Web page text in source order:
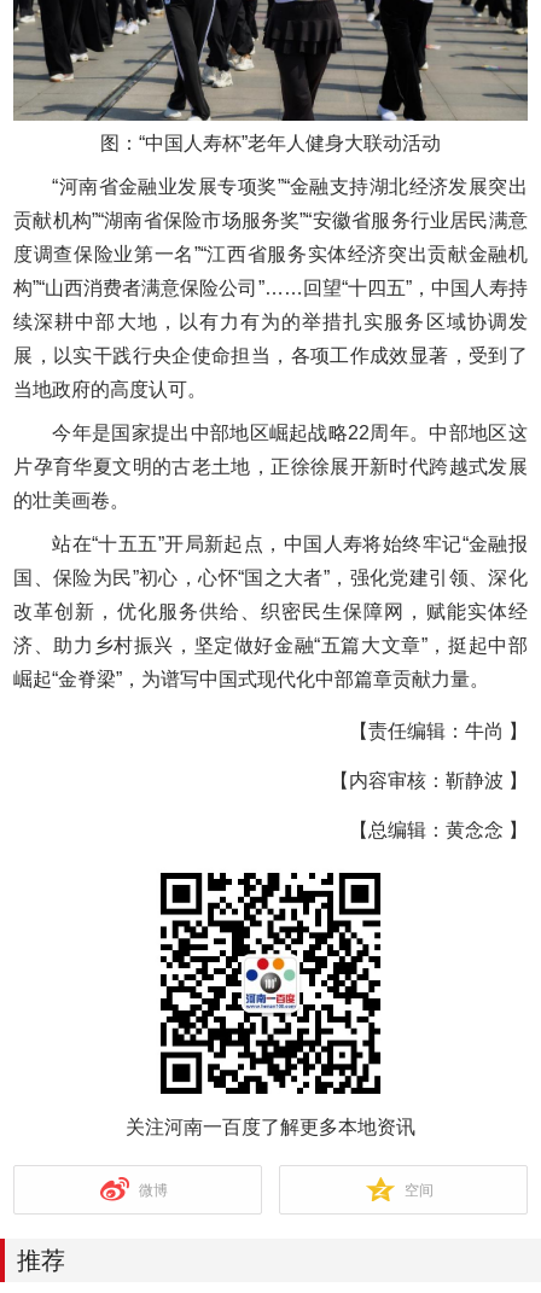
图：“中国人寿杯”老年人健身大联动活动
“河南省金融业发展专项奖”“金融支持湖北经济发展突出
贡献机构”“湖南省保险市场服务奖”“安徽省服务行业居民满意
度调查保险业第一名”“江西省服务实体经济突出贡献金融机
构”“山西消费者满意保险公司”……回望“十四五”，中国人寿持
续深耕中部大地，以有力有为的举措扎实服务区域协调发
展，以实干践行央企使命担当，各项工作成效显著，受到了
当地政府的高度认可。
今年是国家提出中部地区崛起战略22周年。中部地区这
片孕育华夏文明的古老土地，正徐徐展开新时代跨越式发展
的壮美画卷。
站在“十五五”开局新起点，中国人寿将始终牢记“金融报
国、保险为民”初心，心怀“国之大者”，强化党建引领、深化
改革创新，优化服务供给、织密民生保障网，赋能实体经
济、助力乡村振兴，坚定做好金融“五篇大文章”，挺起中部
崛起“金脊梁”，为谱写中国式现代化中部篇章贡献力量。
【责任编辑：牛尚 】
【内容审核：靳静波 】
【总编辑：黄念念 】
关注河南一百度了解更多本地资讯
微博 空间
推荐